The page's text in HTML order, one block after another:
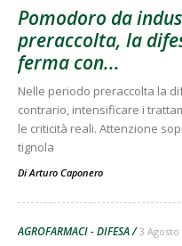
Pomodoro da
preraccolta, la
ferma con...
Nelle periodo preraccolta la
contrario, intensificare i
le criticità reali. Attenzione
tignola
Di Arturo Caponero
AGROFARMACI - DIFESA 3 Agosto